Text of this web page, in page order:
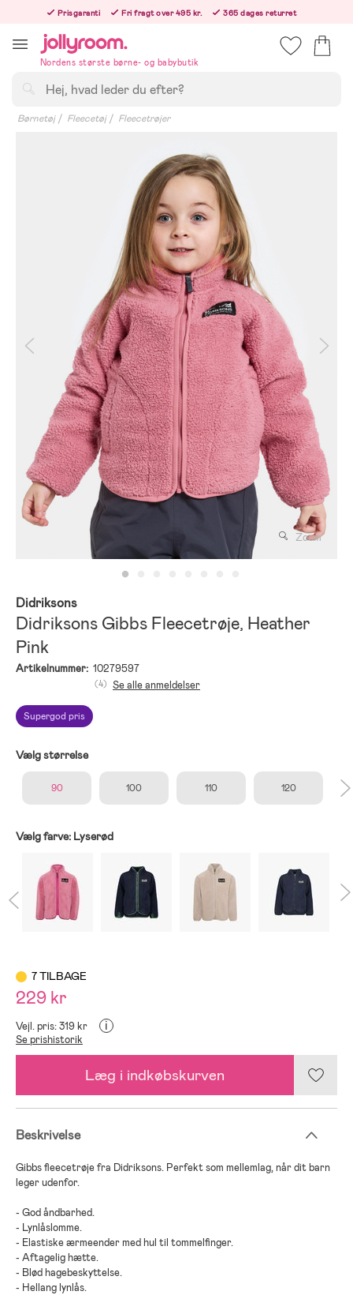
innehållet
Prisgaranti Fri fragt over 495 kr.
365 dages returret
Nordens største børne- og babybutik
Børnetøj Fleecetøj Fleecetrøjer
Zoom
Didriksons
Didriksons Gibbs Fleecetrøje, Heather
Pink
Artikelnummer: 10279597
Supergod pris
(4) Se alle anmeldelser
Vælg størrelse
90 100 110 120
Vælg farve: Lyserød
7 TILBAGE
229 kr
Vejl. pris: 319 kr i
Se prishistorik
Læg i indkøbskurven
Beskrivelse
Gibbs fleecetrøje fra Didriksons. Perfekt som mellemlag, når dit barn
leger udenfor.
- God åndbarhed.
- Lynlåslomme.
- Elastiske ærmeender med hul til tommelfinger.
- Aftagelig hætte.
- Blød hagebeskyttelse.
- Hellang lynlås.